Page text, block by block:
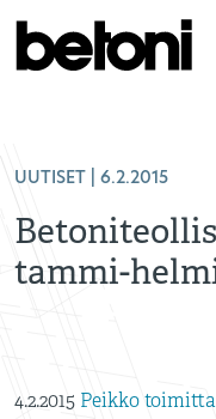
UUTISET | 6.2.2015
tammi-
4.2.2015 Peikko